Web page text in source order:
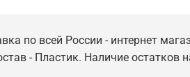
по всей России - интернет
- Пластик. Наличие остатков